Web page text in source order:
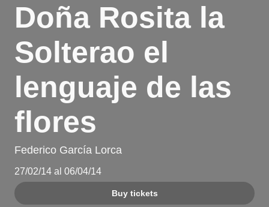
Doña Rosita la
Solterao el
lenguaje de las
flores
Federico García Lorca
27/02/14 al 06/04/14
Buy tickets